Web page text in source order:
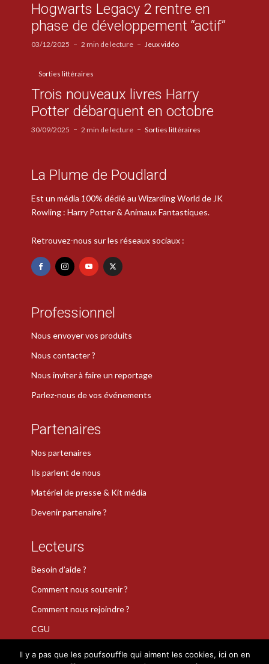
Hogwarts Legacy 2 rentre en
phase de développement “actif”
03/12/2025 2 min de lecture Jeux vidéo
Sorties littéraires
Trois nouveaux livres Harry
Potter débarquent en octobre
30/09/2025 2 min de lecture Sorties littéraires
La Plume de Poudlard
Est un média 100% dédié au Wizarding World de JK
Rowling : Harry Potter & Animaux Fantastiques.
Retrouvez-nous sur les réseaux sociaux :
Professionnel
Nous envoyer vos produits
Nous contacter ?
Nous inviter à faire un reportage
Parlez-nous de vos événements
Partenaires
Nos partenaires
Ils parlent de nous
Matériel de presse & Kit média
Devenir partenaire ?
Lecteurs
Besoin d’aide ?
Comment nous soutenir ?
Comment nous rejoindre ?
CGU
Il y a pas que les poufsouffle qui aiment les cookies, ici on en